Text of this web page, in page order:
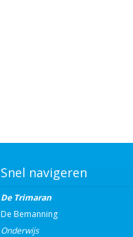
Snel navigeren
De Trimaran
De Bemanning
Onderwijs